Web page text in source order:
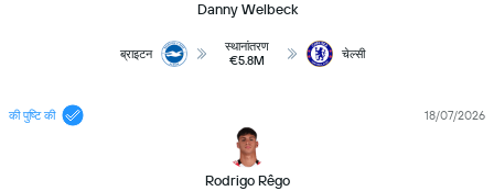
Danny Welbeck
ब्राइटन
स्थानांतरण
€5.8M
चेल्सी
की पुष्टि की
Rodrigo Rêgo
18/07/2026